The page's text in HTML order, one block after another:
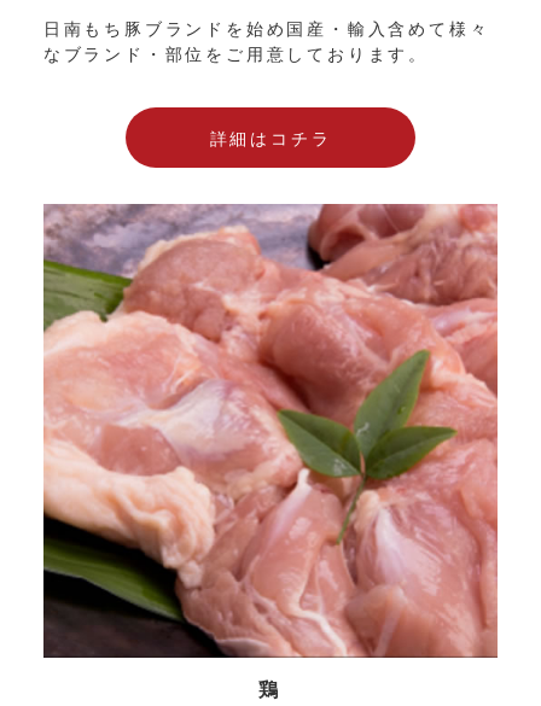
日南もち豚ブランドを始め国産・輸入含めて様々
なブランド・部位をご用意しております。
詳細はコチラ
鶏